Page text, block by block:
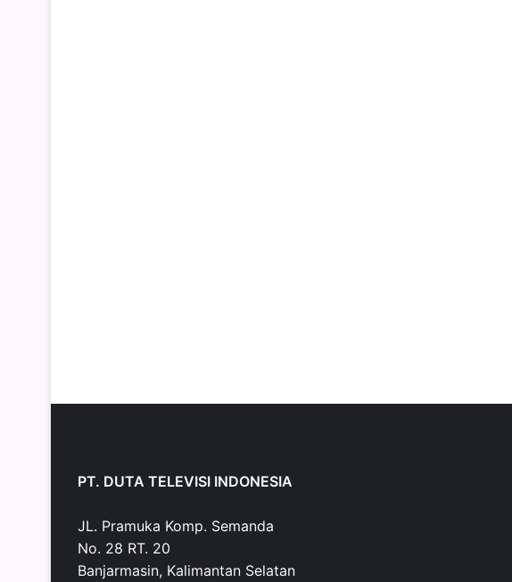
PT. DUTA TELEVISI INDONESIA
JL. Pramuka Komp. Semanda
No. 28 RT. 20
Banjarmasin, Kalimantan Selatan